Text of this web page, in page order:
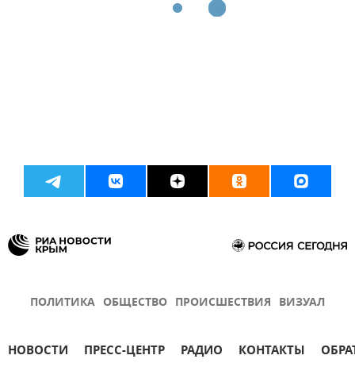
ПОЛИТИКА ОБЩЕСТВО ПРОИСШЕСТВИЯ ВИЗУАЛ
НОВОСТИ ПРЕСС-ЦЕНТР РАДИО КОНТАКТЫ